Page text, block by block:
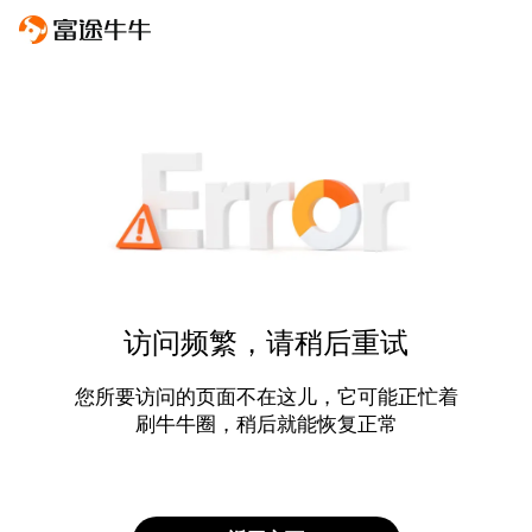
访问频繁，请稍后重试
您所要访问的页面不在这儿，它可能正忙着
刷牛牛圈，稍后就能恢复正常